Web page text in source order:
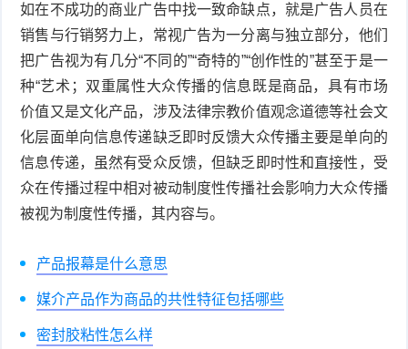
如在不成功的商业广告中找一致命缺点，就是广告人员在
销售与行销努力上，常视广告为一分离与独立部分，他们
把广告视为有几分“不同的”“奇特的”“创作性的”甚至于是一
种“艺术；双重属性大众传播的信息既是商品，具有市场
价值又是文化产品，涉及法律宗教价值观念道德等社会文
化层面单向信息传递缺乏即时反馈大众传播主要是单向的
信息传递，虽然有受众反馈，但缺乏即时性和直接性，受
众在传播过程中相对被动制度性传播社会影响力大众传播
被视为制度性传播，其内容与。
产品报幕是什么意思
媒介产品作为商品的共性特征包括哪些
密封胶粘性怎么样